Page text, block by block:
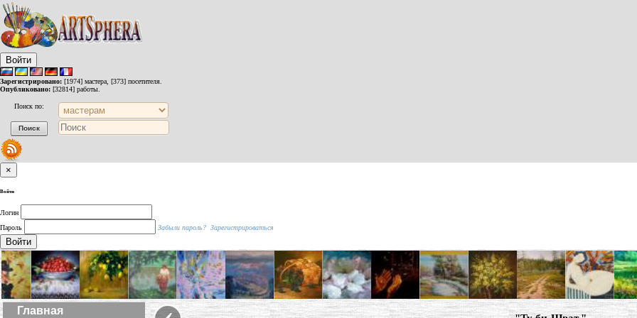
Войти
Зарегистрировано: [1974] мастера, [373] посетителя.
Опубликовано: [32814] работы.
Поиск по:
×
Войти
Логин
Пароль
Забыли пароль? Зарегистрироваться
Войти
Главная